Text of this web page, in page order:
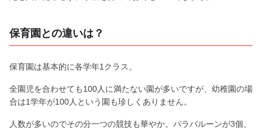
保育園との違いは？
保育園は基本的に各学年1クラス。
全園児を合わせても100人に満たない園が多いですが、幼稚園の場
合は1学年が100人という園も珍しくありません。
人数が多いのでその分一つの競技も華やか。パラバルーンが3個、